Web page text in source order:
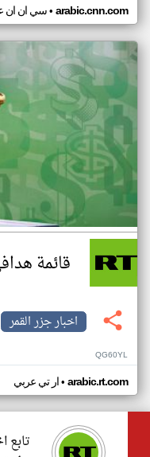
سي ان ان• arabic.cnn.com
قائمة
اخبار جزر القمر
QG60YL
ار تي عربي• arabic.rt.com
تابع